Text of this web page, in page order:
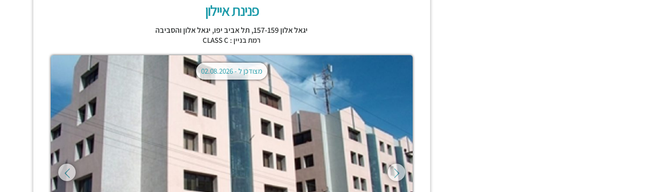
פנינת איילון
יגאל אלון 157-159, תל אביב יפו, יגאל אלון והסביבה
רמת בניין : CLASS C
מצודכן ל -02.08.2026